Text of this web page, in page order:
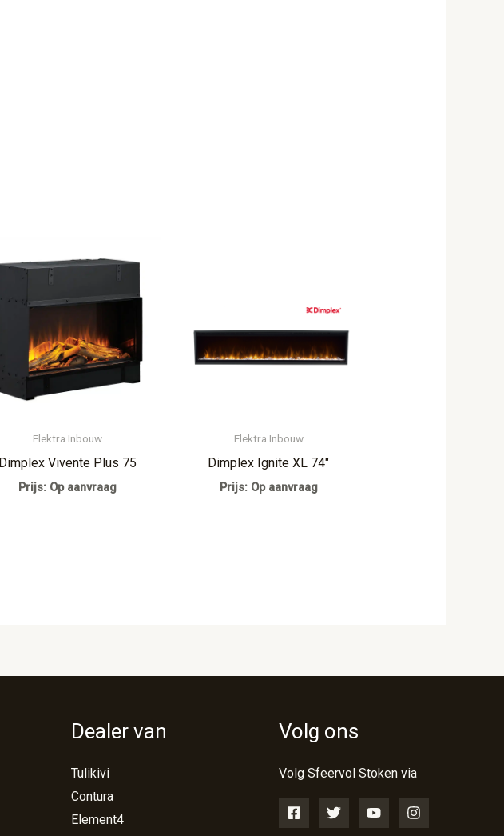
Elektra Inbouw
Dimplex Vivente Plus 75
Prijs: Op aanvraag
Elektra Inbouw
Dimplex Ignite XL 74″
Prijs: Op aanvraag
Dealer van
Tulikivi
Contura
Element4
Volg ons
Volg Sfeervol Stoken via